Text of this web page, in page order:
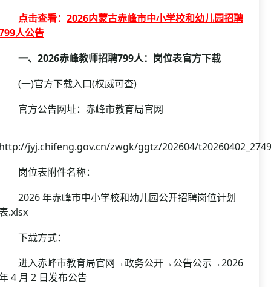
点击查看： 2026内蒙古赤峰市中小学校和幼儿园招聘
人公告
、2026赤峰教师招聘799人：岗位表官方下载
一)官方下载入口(权威可查)
方公告网址：赤峰市教育局官网
jyj.chifeng.gov.cn/zwgk/ggtz/202604/
位表附件名称：
年赤峰市中小学校和幼儿园公开招聘岗位计划
.xlsx
载方式：
入赤峰市教育局官网→政务公开→公告公示→2026
4 月 2 日发布公告